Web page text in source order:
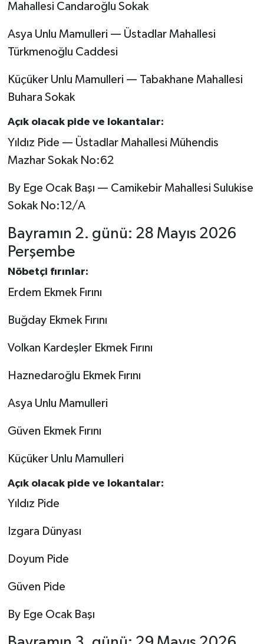
Mahallesi Candaroğlu Sokak
Asya Unlu Mamulleri — Üstadlar Mahallesi
Türkmenoğlu Caddesi
Küçüker Unlu Mamulleri — Tabakhane Mahallesi
Buhara Sokak
Açık olacak pide ve lokantalar:
Yıldız Pide — Üstadlar Mahallesi Mühendis
Mazhar Sokak No:62
By Ege Ocak Başı — Camikebir Mahallesi Sulukise
Sokak No:12/A
Bayramın 2. günü: 28 Mayıs 2026
Perşembe
Nöbetçi fırınlar:
Erdem Ekmek Fırını
Buğday Ekmek Fırını
Volkan Kardeşler Ekmek Fırını
Haznedaroğlu Ekmek Fırını
Asya Unlu Mamulleri
Güven Ekmek Fırını
Küçüker Unlu Mamulleri
Açık olacak pide ve lokantalar:
Yıldız Pide
Izgara Dünyası
Doyum Pide
Güven Pide
By Ege Ocak Başı